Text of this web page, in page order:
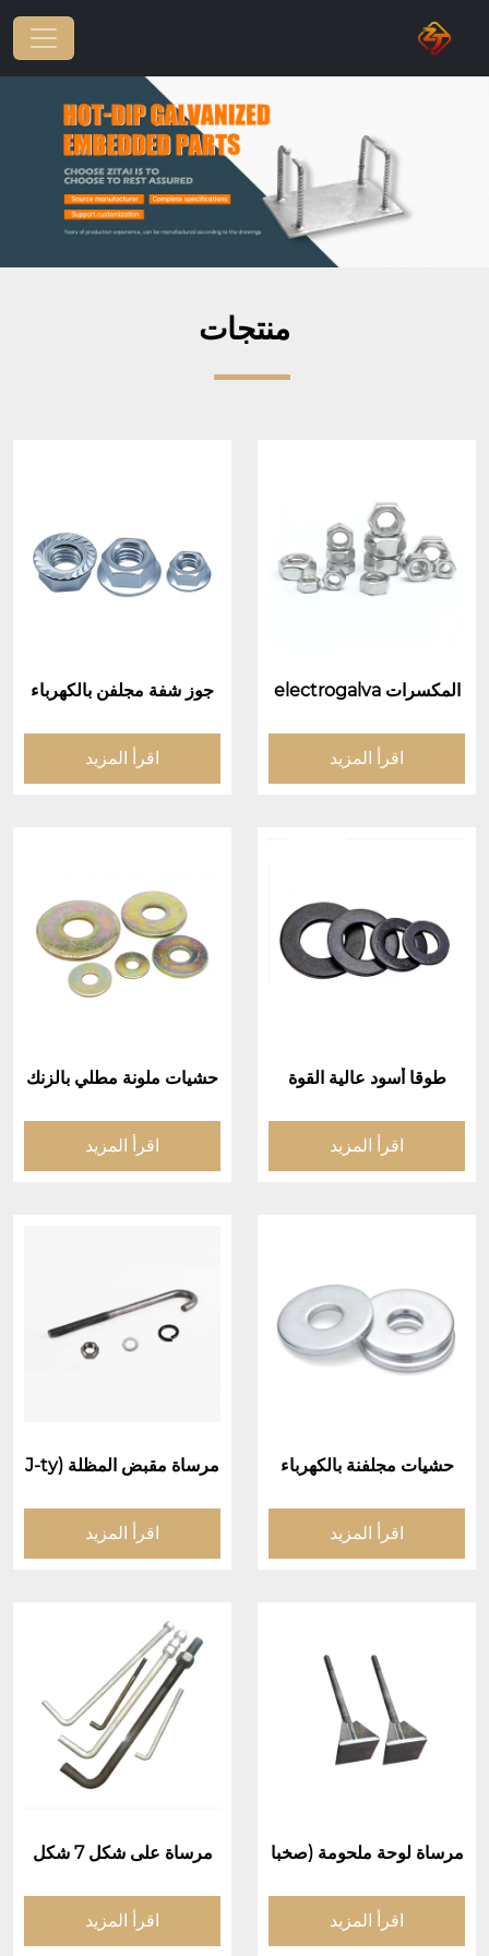
منتجات
المكسرات electrogalva
اقرأ المزيد
جوز شفة مجلفن بالكهرباء
اقرأ المزيد
طوقا أسود عالية القوة
اقرأ المزيد
حشيات ملونة مطلي بالزنك
اقرأ المزيد
حشيات مجلفنة بالكهرباء
اقرأ المزيد
مرساة مقبض المظلة (J-ty
لمظلة المدمجة الترباس)
اقرأ المزيد
مرساة لوحة ملحومة (صخبا
اقرأ المزيد
مرساة على شكل 7 شكل
شكل)
اقرأ المزيد